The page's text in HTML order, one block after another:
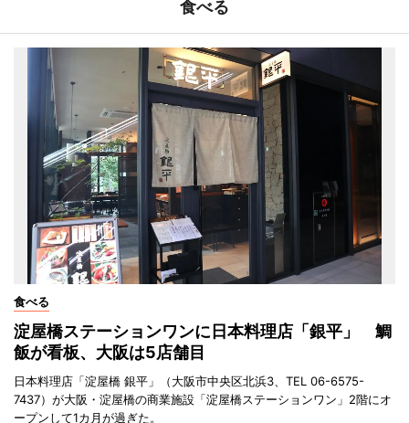
食べる
食べる
淀屋橋ステーションワンに日本料理店「銀平」 鯛
飯が看板、大阪は5店舗目
日本料理店「淀屋橋 銀平」（大阪市中央区北浜3、TEL 06-6575-
7437）が大阪・淀屋橋の商業施設「淀屋橋ステーションワン」2階にオ
ープンして1カ月が過ぎた。